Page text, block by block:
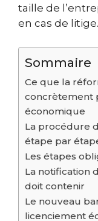
taille de
en cas de litige.
Sommaire
Ce que la
concrètement
économique
La procédure
étape par
Les étapes
La notification
doit contenir
Le nouveau
licenciement